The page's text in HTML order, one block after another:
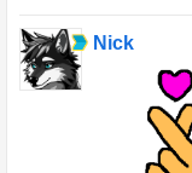
Nick